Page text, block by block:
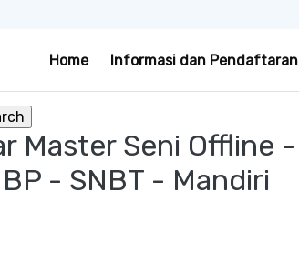
Home Informasi dan Pendaftaran
Master Seni Offline -
- SNBT - Mandiri